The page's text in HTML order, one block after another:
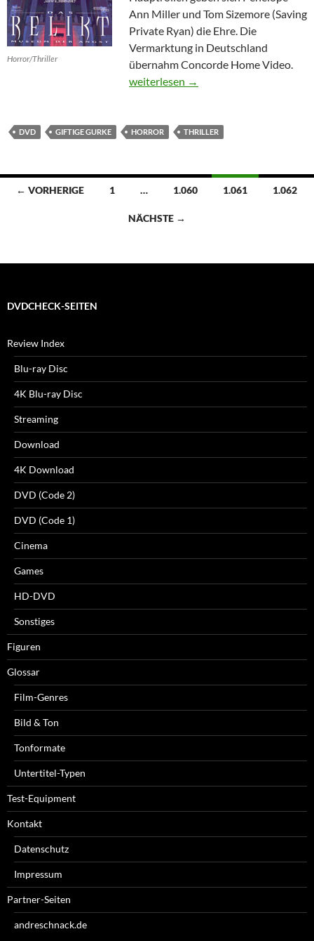
Horror/Thriller
Ann Miller und Tom Sizemore (Saving
Private Ryan) die Ehre. Die
Vermarktung in Deutschland
übernahm Concorde Home Video.
Das Relikt
weiterlesen →
DVD GIFTIGE GURKE HORROR THRILLER
Beitragsnavigation
← VORHERIGE 1 … 1.060 1.061 1.062
NÄCHSTE →
DVDCHECK-SEITEN
Review Index
Blu-ray Disc
4K Blu-ray Disc
Streaming
Download
4K Download
DVD (Code 2)
DVD (Code 1)
Cinema
Games
HD-DVD
Sonstiges
Figuren
Glossar
Film-Genres
Bild & Ton
Tonformate
Untertitel-Typen
Test-Equipment
Kontakt
Datenschutz
Impressum
Partner-Seiten
andreschnack.de